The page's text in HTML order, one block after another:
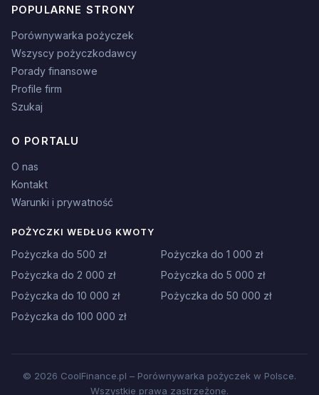
POPULARNE STRONY
Porównywarka pożyczek
Wszyscy pożyczkodawcy
Porady finansowe
Profile firm
Szukaj
O PORTALU
O nas
Kontakt
Warunki i prywatność
POŻYCZKI WEDŁUG KWOTY
Pożyczka do 500 zł
Pożyczka do 1 000 zł
Pożyczka do 2 000 zł
Pożyczka do 5 000 zł
Pożyczka do 10 000 zł
Pożyczka do 50 000 zł
Pożyczka do 100 000 zł
© 2026 CoolFinance.pl – Porównywarka pożyczek w Polsce.
Wszystkie prawa zastrzeżone.